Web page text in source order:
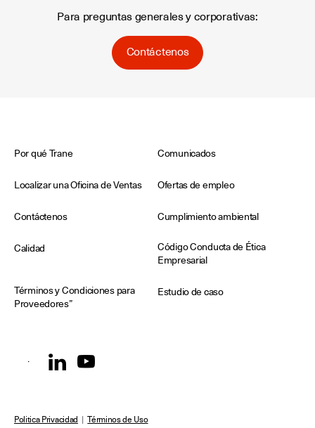
Para preguntas generales y corporativas:
Contáctenos
Por qué Trane Comunicados
Localizar una Oficina de Ventas Ofertas de empleo
Contáctenos Cumplimiento ambiental
Calidad
Código Conducta de Ética
Empresarial
Términos y Condiciones para
Proveedores”
Estudio de caso
Politica Privacidad |Términos de Uso